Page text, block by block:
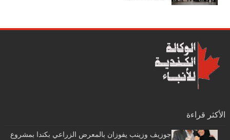
الأكثر قراءة
جوزيف وزينب يفوزان بالمعرض الزراعي بكندا بمشروع